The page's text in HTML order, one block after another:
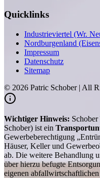
Quicklinks
Industrieviertel (Wr.
Nordburgenland
Impressum
Datenschutz
Sitemap
© 2026 Patric Schober | All
Wichtiger Hinweis:
Schober) ist ein
Gewerbeberechtigung
Häuser, Keller und
ab. Die weitere Behandlung
über hierzu befugte
eigenen